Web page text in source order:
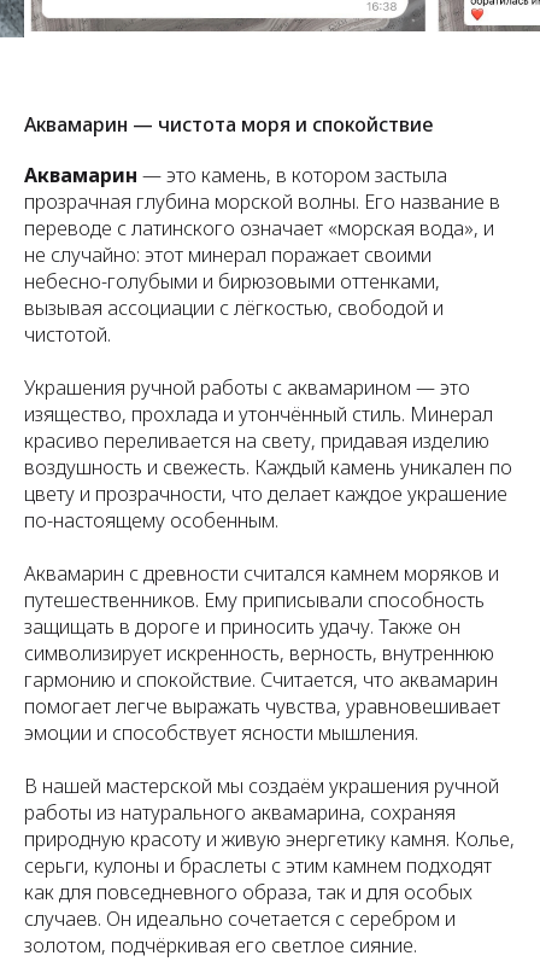
Аквамарин — чистота моря и спокойствие
Аквамарин — это камень, в котором застыла
прозрачная глубина морской волны. Его название в
переводе с латинского означает «морская вода», и
не случайно: этот минерал поражает своими
небесно-голубыми и бирюзовыми оттенками,
вызывая ассоциации с лёгкостью, свободой и
чистотой.
Украшения ручной работы с аквамарином — это
изящество, прохлада и утончённый стиль. Минерал
красиво переливается на свету, придавая изделию
воздушность и свежесть. Каждый камень уникален по
цвету и прозрачности, что делает каждое украшение
по-настоящему особенным.
Аквамарин с древности считался камнем моряков и
путешественников. Ему приписывали способность
защищать в дороге и приносить удачу. Также он
символизирует искренность, верность, внутреннюю
гармонию и спокойствие. Считается, что аквамарин
помогает легче выражать чувства, уравновешивает
эмоции и способствует ясности мышления.
В нашей мастерской мы создаём украшения ручной
работы из натурального аквамарина, сохраняя
природную красоту и живую энергетику камня. Колье,
серьги, кулоны и браслеты с этим камнем подходят
как для повседневного образа, так и для особых
случаев. Он идеально сочетается с серебром и
золотом, подчёркивая его светлое сияние.